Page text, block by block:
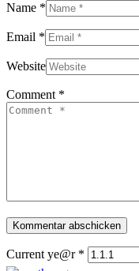
Name *
Email *
Website
Comment *
Current ye@r *